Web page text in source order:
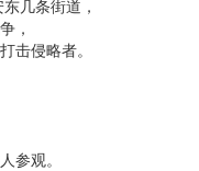
几条街道，
，
击侵略者。
参观。